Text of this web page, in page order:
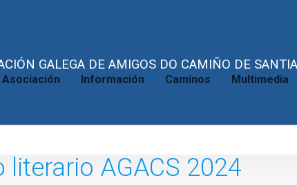
GALEGA DE AMIGOS DO CAMIÑO DE
Asociación Información Caminos Multimedia
AGACS 2024